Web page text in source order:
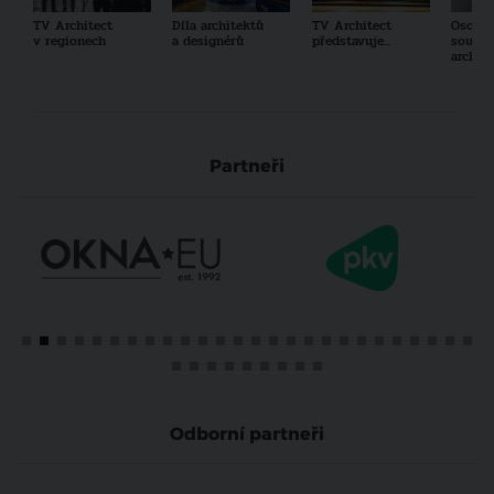
TV Architect
v regionech
Díla architektů
a designérů
TV Architect
představuje...
Partneři
Odborní partneři